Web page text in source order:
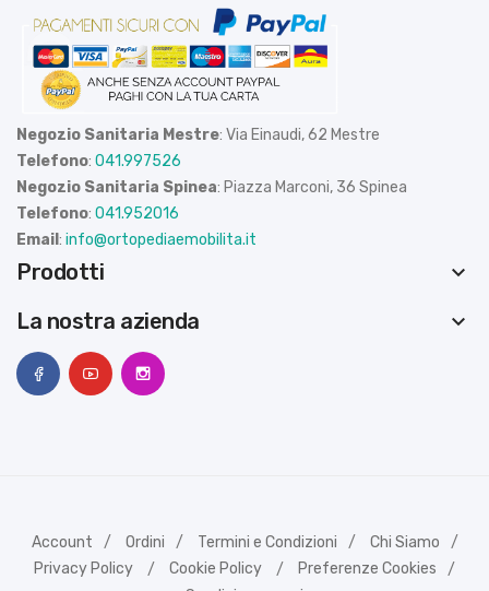
Negozio Sanitaria Mestre: Via Einaudi, 62 Mestre
Telefono: 041.997526
Negozio Sanitaria Spinea: Piazza Marconi, 36 Spinea
Telefono: 041.952016
Email : info@ortopediaemobilita.it
Prodotti
keyboard_arrow_down
La nostra azienda
keyboard_arrow_down
Account Ordini Termini e Condizioni
Chi Siamo
Privacy Policy
Cookie Policy
Preferenze Cookies